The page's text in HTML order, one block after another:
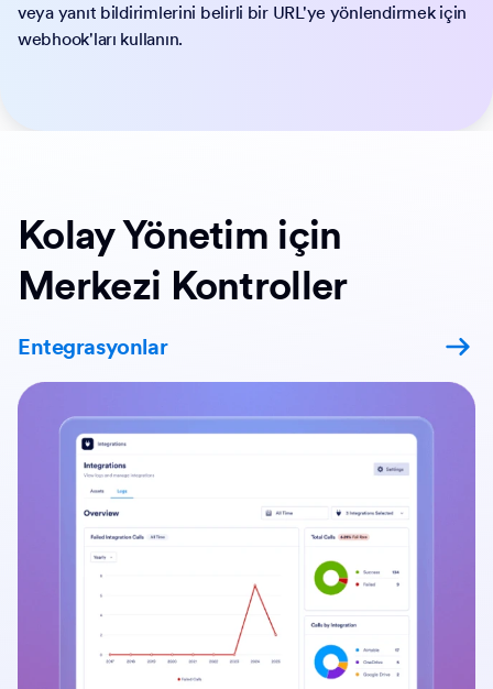
veya yanıt bildirimlerini belirli bir URL'ye yönlendirmek için
webhook'ları kullanın.
Kolay Yönetim için
Merkezi Kontroller
Entegrasyonlar